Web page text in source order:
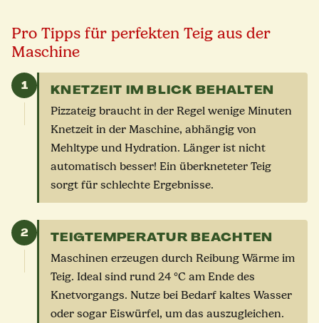
Pro Tipps für perfekten Teig aus der
Maschine
1 KNETZEIT IM BLICK BEHALTEN
Pizzateig braucht in der Regel wenige Minuten
Knetzeit in der Maschine, abhängig von
Mehltype und Hydration. Länger ist nicht
automatisch besser! Ein überkneteter Teig
sorgt für schlechte Ergebnisse.
2 TEIGTEMPERATUR BEACHTEN
Maschinen erzeugen durch Reibung Wärme im
Teig. Ideal sind rund 24 °C am Ende des
Knetvorgangs. Nutze bei Bedarf kaltes Wasser
oder sogar Eiswürfel, um das auszugleichen.